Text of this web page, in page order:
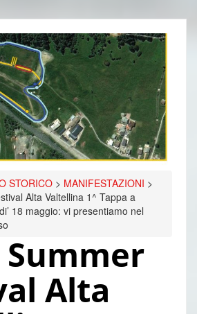
STORICO > MANIFESTAZIONI >
Alta Valtellina 1^ Tappa a
18 maggio: vi presentiamo nel
Alta